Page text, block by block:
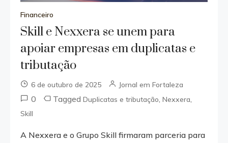
Financeiro
Skill e Nexxera se unem para
apoiar empresas em duplicatas e
tributação
6 de outubro de 2025 Jornal em Fortaleza
0 TaggedDuplicatas e tributação ,Nexxera
Skill
A Nexxera e o Grupo Skill firmaram parceria para